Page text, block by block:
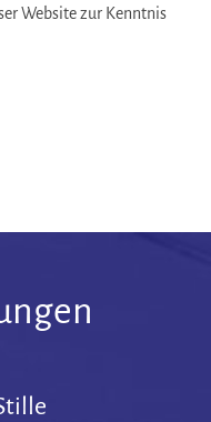
Website zur Kenntnis